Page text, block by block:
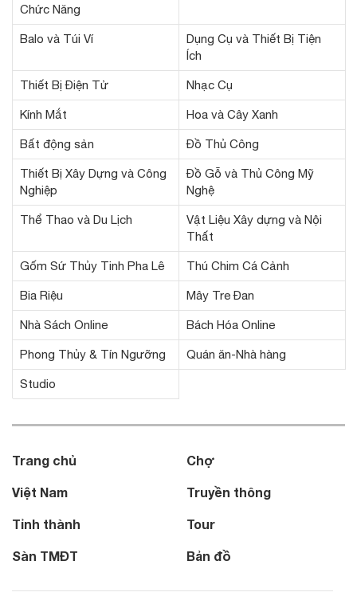
Chức Năng
Balo và Túi Ví
Dụng Cụ và Thiết Bị Tiện
Ích
Thiết Bị Điện Tử Nhạc Cụ
Kính Mắt Hoa và Cây Xanh
Bất động sản Đồ Thủ Công
Thiết Bị Xây Dựng và Công
Nghiệp
Đồ Gỗ và Thủ Công Mỹ
Nghệ
Thể Thao và Du Lịch
Vật Liệu Xây dựng và Nội
Thất
Gốm Sứ Thủy Tinh Pha Lê Thú Chim Cá Cảnh
Bia Riệu Mây Tre Đan
Nhà Sách Online Bách Hóa Online
Phong Thủy & Tín Ngưỡng Quán ăn-Nhà hàng
Studio
Trang chủ
Việt Nam
Tỉnh thành
Sàn TMĐT
Chợ
Truyền thông
Tour
Bản đồ